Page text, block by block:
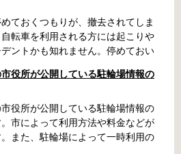
ておくつもりが、撤去されてしま
転車を利用される方には起こりや
ントかも知れません。停めておい
とになってしまうかも知れませ
に役立つ情報をまとめました。事
おきましょう。 守口市で撤去され
自転車大日保管所 住所 守口市大日
の3番地 電話 06-6902-2340（業務
役所が公開している駐輪場情報の
役所が公開している駐輪場情報の
。市によって利用方法や料金などが
また、駐輪場によって一時利用の